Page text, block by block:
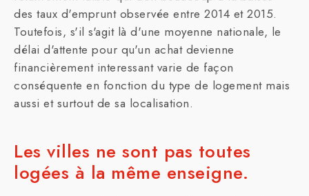
des taux d'emprunt observée entre 2014 et 2015.
Toutefois, s'il s'agit là d'une moyenne nationale, le
délai d'attente pour qu'un achat devienne
financièrement interessant varie de façon
conséquente en fonction du type de logement mais
aussi et surtout de sa localisation.
Les villes ne sont pas toutes
logées à la même enseigne.